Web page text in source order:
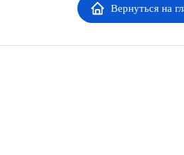
Вернуться на